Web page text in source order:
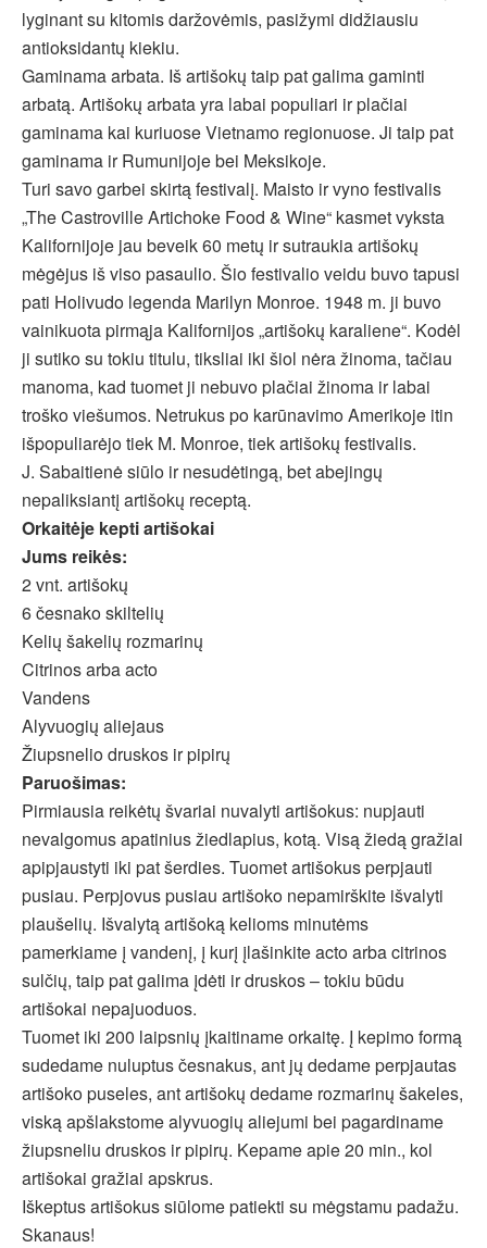
lyginant su kitomis daržovėmis, pasižymi didžiausiu
antioksidantų kiekiu.
Gaminama arbata. Iš artišokų taip pat galima gaminti
arbatą. Artišokų arbata yra labai populiari ir plačiai
gaminama kai kuriuose Vietnamo regionuose. Ji taip pat
gaminama ir Rumunijoje bei Meksikoje.
Turi savo garbei skirtą festivalį. Maisto ir vyno festivalis
„The Castroville Artichoke Food & Wine“ kasmet vyksta
Kalifornijoje jau beveik 60 metų ir sutraukia artišokų
mėgėjus iš viso pasaulio. Šio festivalio veidu buvo tapusi
pati Holivudo legenda Marilyn Monroe. 1948 m. ji buvo
vainikuota pirmąja Kalifornijos „artišokų karaliene“. Kodėl
ji sutiko su tokiu titulu, tiksliai iki šiol nėra žinoma, tačiau
manoma, kad tuomet ji nebuvo plačiai žinoma ir labai
troško viešumos. Netrukus po karūnavimo Amerikoje itin
išpopuliarėjo tiek M. Monroe, tiek artišokų festivalis.
J. Sabaitienė siūlo ir nesudėtingą, bet abejingų
nepaliksiantį artišokų receptą.
Orkaitėje kepti artišokai
Jums reikės:
2 vnt. artišokų
6 česnako skiltelių
Kelių šakelių rozmarinų
Citrinos arba acto
Vandens
Alyvuogių aliejaus
Žiupsnelio druskos ir pipirų
Paruošimas:
Pirmiausia reikėtų švariai nuvalyti artišokus: nupjauti
nevalgomus apatinius žiedlapius, kotą. Visą žiedą gražiai
apipjaustyti iki pat šerdies. Tuomet artišokus perpjauti
pusiau. Perpjovus pusiau artišoko nepamirškite išvalyti
plaušelių. Išvalytą artišoką kelioms minutėms
pamerkiame į vandenį, į kurį įlašinkite acto arba citrinos
sulčių, taip pat galima įdėti ir druskos – tokiu būdu
artišokai nepajuoduos.
Tuomet iki 200 laipsnių įkaitiname orkaitę. Į kepimo formą
sudedame nuluptus česnakus, ant jų dedame perpjautas
artišoko puseles, ant artišokų dedame rozmarinų šakeles,
viską apšlakstome alyvuogių aliejumi bei pagardiname
žiupsneliu druskos ir pipirų. Kepame apie 20 min., kol
artišokai gražiai apskrus.
Iškeptus artišokus siūlome patiekti su mėgstamu padažu.
Skanaus!